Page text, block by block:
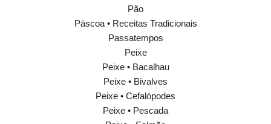
Pão
Páscoa • Receitas Tradicionais
Passatempos
Peixe
Peixe • Bacalhau
Peixe • Bivalves
Peixe • Cefalópodes
Peixe • Pescada